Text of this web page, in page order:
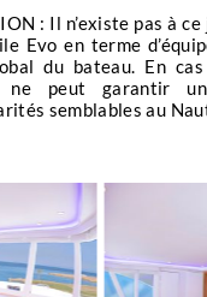
un éventail de
situés près
Ces sites sont
révèle une
passionnés,
de tout le
avec d’autres
marines
: Il n’existe pas à
Evo en terme
du bateau. En
ne peut garantir
semblables au